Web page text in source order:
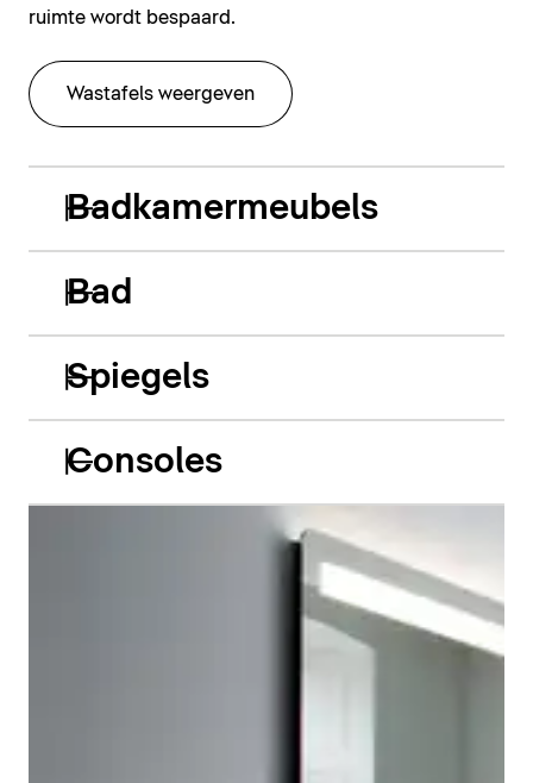
ruimte wordt bespaard.
Wastafels weergeven
Badkamermeubels
Bad
Spiegels
Consoles